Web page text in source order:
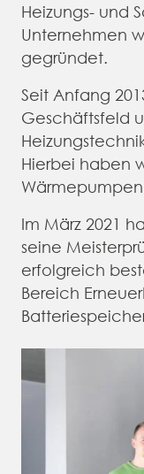
Heizungs- und
Unternehmen
gegründet.
Seit Anfang
Geschäftsfeld
Hierbei haben
Wärmepumpen
Im März 2021
seine
erfolgreich
Bereich